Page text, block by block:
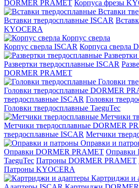
DORMER PRAMET Корпуса фрезы
Вставки
Вставки твердосплавные ISCAR
KYOCERA
Корпус сверла
Корпус сверла ISCAR Корпуса сверла
Развертки твердосплавные ISCAR
DORMER PRAMET
Головки
Головки твердосплавные DORMER
твердосплавные ISCAR Головки
Головки твердосплавные TaeguTec
Метчики
Метчики твердосплавные DORMER
твердосплавные ISCAR Метчики
Оправки и
Оправки DORMER PRAMET Оправки
TaeguTec Патроны DORMER PRAMET
Патроны KYOCERA
Картриджи и